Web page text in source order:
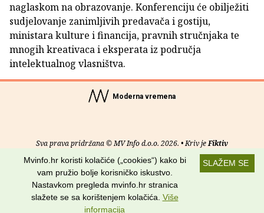
naglaskom na obrazovanje. Konferenciju će obilježiti
sudjelovanje zanimljivih predavača i gostiju,
ministara kulture i financija, pravnih stručnjaka te
mnogih kreativaca i eksperata iz područja
intelektualnog vlasništva.
Moderna vremena
Sva prava pridržana © MV Info d.o.o. 2026. • Kriv jeFiktiv
Uvjeti korištenja RSS kanali
Potraži nas na:
SLAŽEM SE
Mvinfo.hr koristi kolačiće („cookies“) kako bi
vam pružio bolje korisničko iskustvo.
Nastavkom pregleda mvinfo.hr stranica
slažete se sa korištenjem kolačića. Više
informacija